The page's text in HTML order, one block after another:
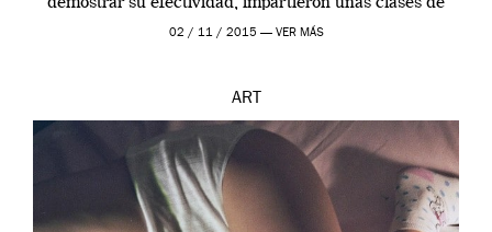
prueba en el Tate […]
02 / 11 / 2015 — VER MÁS
ART